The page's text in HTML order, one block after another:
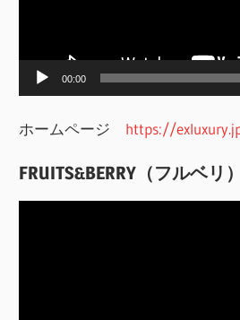
ー
00:00
ホームページ https://
FRUITS&BERRY（フルベリ）